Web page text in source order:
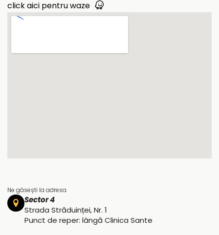
click aici pentru waze
Ne găsești la adresa
Sector 4
Strada Străduinței, Nr. 1
Punct de reper: lângă Clinica Sante